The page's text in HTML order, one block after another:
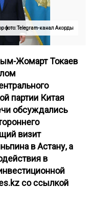
фото: Telegram-канал Акорды
Жомарт Токаев
партии Китая
обсуждались
визит
в Астану, а
в
со ссылкой